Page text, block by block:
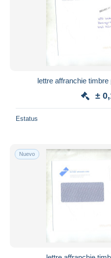
lettre affranchie
±
Estatus
Nuevo